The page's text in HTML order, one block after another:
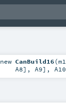
new CanBuild16(
A8], A9], A10